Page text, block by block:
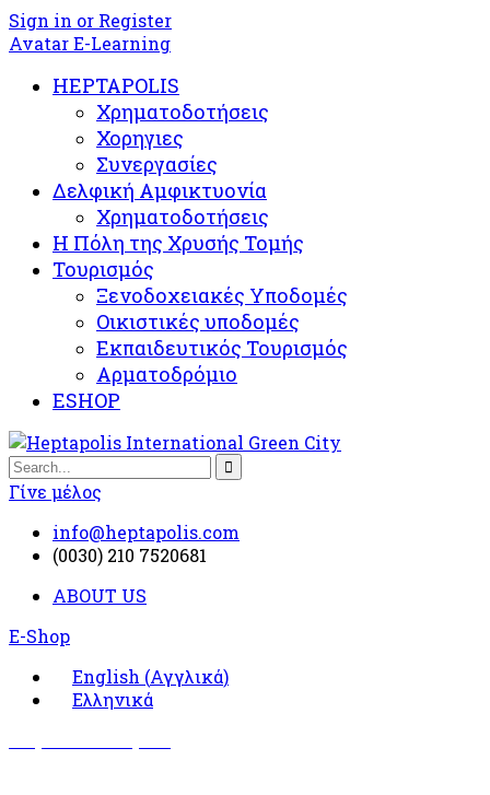
Sign in or Register
Avatar E-Learning
HEPTAPOLIS
Χρηματοδοτήσεις
Χορηγιες
Συνεργασίες
Δελφική Αμφικτυονία
Χρηματοδοτήσεις
Η Πόλη της Χρυσής Τομής
Τουρισμός
Ξενοδοχειακές Υποδομές​
Oικιστικές υποδομές
Εκπαιδευτικός Τουρισμός
Αρματοδρόμιο
ESHOP
Γίνε μέλος
info@heptapolis.com
(0030) 210 7520681
ABOUT US
E-Shop
English (Αγγλικά)
Ελληνικά